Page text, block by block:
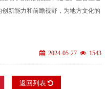
新能力和前瞻视野，为地方文化的
2024-05-27 1543
返回列表